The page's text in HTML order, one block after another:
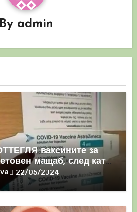
By admin
ваксините за
мащаб, след като
причиняват КРЪВНИ
22/05/2024